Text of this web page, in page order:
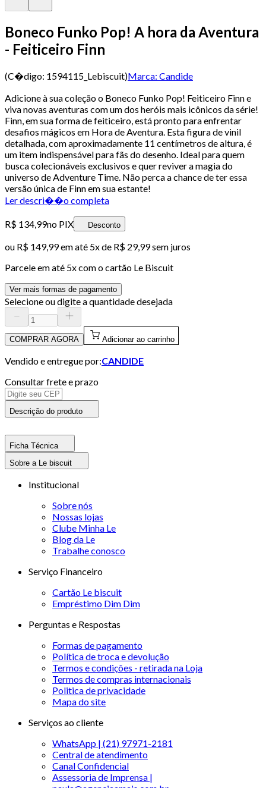
Boneco Funko Pop! A hora da Aventura
- Feiticeiro Finn
(C�digo: 1594115_Lebiscuit)Marca: Candide
Adicione à sua coleção o Boneco Funko Pop! Feiticeiro Finn e
viva novas aventuras com um dos heróis mais icônicos da série!
Finn, em sua forma de feiticeiro, está pronto para enfrentar
desafios mágicos em Hora de Aventura. Esta figura de vinil
detalhada, com aproximadamente 11 centímetros de altura, é
um item indispensável para fãs do desenho. Ideal para quem
busca colecionáveis exclusivos e quer reviver a magia do
universo de Adventure Time. Não perca a chance de ter essa
versão única de Finn em sua estante!
Ler descri��o completa
R$ 134,99no PIX Desconto
ou R$ 149,99em até 5x de R$ 29,99 sem juros
Parcele em até 5x com o cartão Le Biscuit
Ver mais formas de pagamento
Selecione ou digite a quantidade desejada
COMPRAR AGORA Adicionar ao carrinho
Vendido e entregue por:CANDIDE
Consultar frete e prazo
Descrição do produto
Ficha Técnica
Sobre a Le biscuit
Institucional
Sobre nós
Nossas lojas
Clube Minha Le
Blog da Le
Trabalhe conosco
Serviço Financeiro
Cartão Le biscuit
Empréstimo Dim Dim
Perguntas e Respostas
Formas de pagamento
Política de troca e devolução
Termos e condições - retirada na Loja
Termos de compras internacionais
Politica de privacidade
Mapa do site
Serviços ao cliente
WhatsApp | (21) 97971-2181
Central de atendimento
Canal Confidencial
Assessoria de Imprensa |